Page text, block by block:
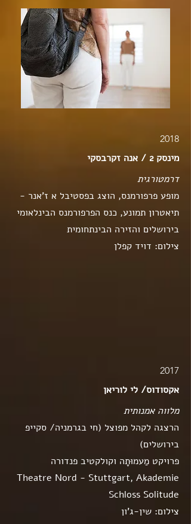
2018
מינסק 2 / אנה זקרבסקי
דרמטורגית
מופע פרפורמנס, הוצג בפסטיבל א ז'אנר -
תיאטרון תמונע, כנס הפרפורמנס הבינלאומי
בירושלים והזירה הבינתחומית
צילום: דויד קפלן
2017
אקסודוס/ לי לוריאן
מלווה אמנותית
הרצגה לקהל מפוצל (חי בגרמניה/ סקייפ
בירושלים)
פרויקט מַעמוּתָה וקולקטיב פנדורה
Theatre Nord - Stuttgart, Akademie
Schloss Solitude
צילום: שין-ג'ון